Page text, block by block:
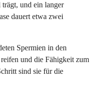
und ein langer
dauert etwa zwei
Spermien in den
und die Fähigkeit zum
sind sie für die